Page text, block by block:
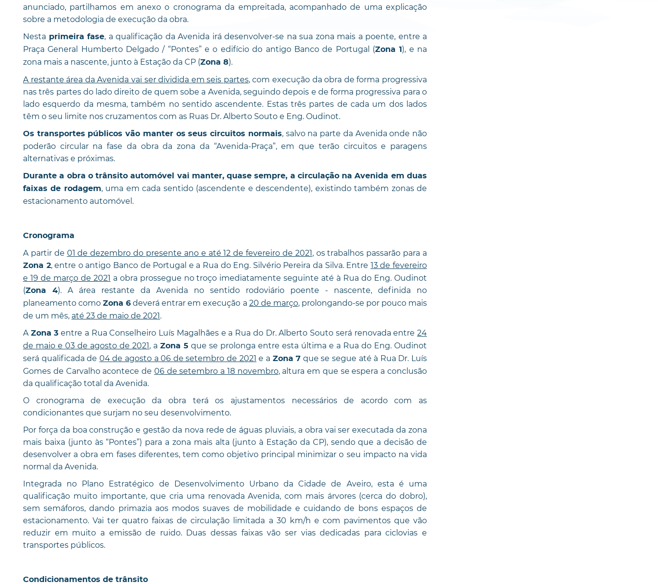
anunciado, partilhamos em anexo o cronograma da empreitada, acompanhado de uma explicação
sobre a metodologia de execução da obra.
Nesta primeira fase, a qualificação da Avenida irá desenvolver-se na sua zona mais a poente, entre a
Praça General Humberto Delgado / “Pontes” e o edifício do antigo Banco de Portugal (Zona 1 ), e na
zona mais a nascente, junto à Estação da CP (Zona 8).
A restante área da Avenida vai ser dividida em seis partes, com execução da obra de forma progressiva
nas três partes do lado direito de quem sobe a Avenida, seguindo depois e de forma progressiva para o
lado esquerdo da mesma, também no sentido ascendente. Estas três partes de cada um dos lados
têm o seu limite nos cruzamentos com as Ruas Dr. Alberto Souto e Eng. Oudinot.
Os transportes públicos vão manter os seus circuitos normais, salvo na parte da Avenida onde não
poderão circular na fase da obra da zona da “Avenida-Praça”, em que terão circuitos e paragens
alternativas e próximas.
Durante a obra o trânsito automóvel vai manter, quase sempre, a circulação na Avenida em duas
faixas de rodagem, uma em cada sentido (ascendente e descendente), existindo também zonas de
estacionamento automóvel.
Cronograma
A partir de 01 de dezembro do presente ano e até 12 de fevereiro de 2021, os trabalhos passarão para a
Zona 2, entre o antigo Banco de Portugal e a Rua do Eng. Silvério Pereira da Silva. Entre 13 de fevereiro
e 19 de março de 2021 a obra prossegue no troço imediatamente seguinte até à Rua do Eng. Oudinot
(Zona 4). A área restante da Avenida no sentido rodoviário poente - nascente, definida no
planeamento comoZona 6 deverá entrar em execução a 20 de março, prolongando-se por pouco mais
de um mês, até 23 de maio de 2021.
A Zona 3 entre a Rua Conselheiro Luís Magalhães e a Rua do Dr. Alberto Souto será renovada entre24
de maio e 03 de agosto de 2021, a Zona 5 que se prolonga entre esta última e a Rua do Eng. Oudinot
será qualificada de 04 de agosto a 06 de setembro de 2021 e a Zona 7 que se segue até à Rua Dr. Luís
Gomes de Carvalho acontece de 06 de setembro a 18 novembro, altura em que se espera a conclusão
da qualificação total da Avenida.
O cronograma de execução da obra terá os ajustamentos necessários de acordo com as
condicionantes que surjam no seu desenvolvimento.
Por força da boa construção e gestão da nova rede de águas pluviais, a obra vai ser executada da zona
mais baixa (junto às “Pontes”) para a zona mais alta (junto à Estação da CP), sendo que a decisão de
desenvolver a obra em fases diferentes, tem como objetivo principal minimizar o seu impacto na vida
normal da Avenida.
Integrada no Plano Estratégico de Desenvolvimento Urbano da Cidade de Aveiro, esta é uma
qualificação muito importante, que cria uma renovada Avenida, com mais árvores (cerca do dobro),
sem semáforos, dando primazia aos modos suaves de mobilidade e cuidando de bons espaços de
estacionamento. Vai ter quatro faixas de circulação limitada a 30 km/h e com pavimentos que vão
reduzir em muito a emissão de ruido. Duas dessas faixas vão ser vias dedicadas para ciclovias e
transportes públicos.
Condicionamentos de trânsito